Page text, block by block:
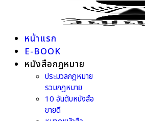
หน้าแรก
E-BOOK
หนังสือกฎหมาย
ประมวลกฎหมาย
รวมกฎหมาย
10 อันดับหนังสือ
ขายดี